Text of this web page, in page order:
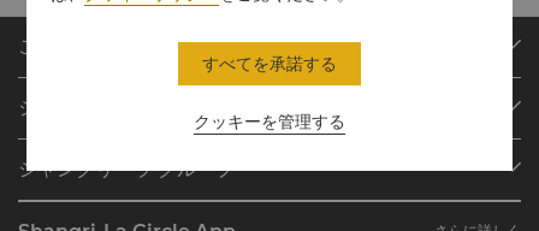
ご予約
ご予約の検索
レストラン＆バー
シャングリ・ラ サークル
シャングリ・ラ サークルに入会
シャングリ・ラ グループ
クッキーを管理する
すべてを承諾する